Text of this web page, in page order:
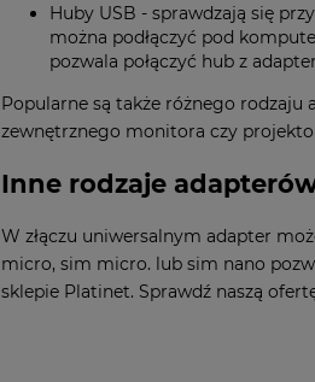
Huby USB - sprawdzają się
można podłączyć pod
pozwala połączyć hub z
Popularne są także różnego rodzaju
zewnętrznego monitora czy
Inne rodzaje
W złączu uniwersalnym adapter
micro, sim micro. lub sim nano
sklepie Platinet. Sprawdź naszą